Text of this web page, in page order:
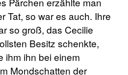
Tat, so war es auch. Ihre
so groß, das Cecilie
Besitz schenkte,
ihm ihn bei einem
Mondschatten der